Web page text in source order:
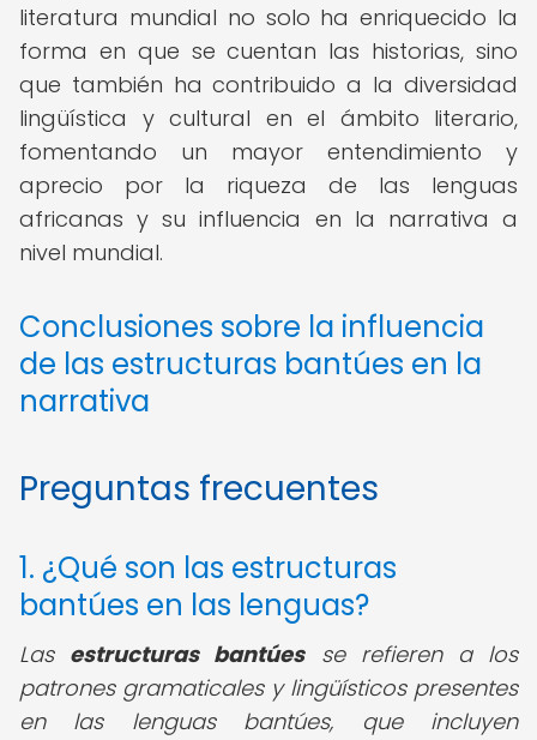
literatura mundial no solo ha enriquecido la
forma en que se cuentan las historias, sino
que también ha contribuido a la diversidad
lingüística y cultural en el ámbito literario,
fomentando un mayor entendimiento y
aprecio por la riqueza de las lenguas
africanas y su influencia en la narrativa a
nivel mundial.
Conclusiones sobre la influencia
de las estructuras bantúes en la
narrativa
Preguntas frecuentes
1. ¿Qué son las estructuras
bantúes en las lenguas?
Las estructuras bantúesse refieren a los
patrones gramaticales y lingüísticos presentes
en las lenguas bantúes, que incluyen